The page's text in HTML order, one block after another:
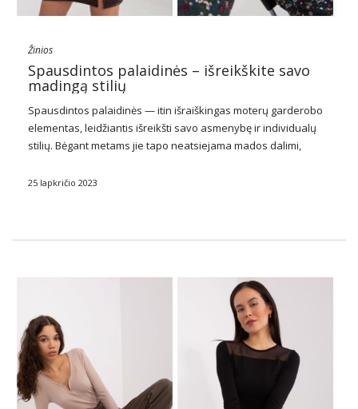
Žinios
Spausdintos palaidinės – išreikškite savo
madingą stilių
Spausdintos palaidinės — itin išraiškingas moterų garderobo
elementas, leidžiantis išreikšti savo asmenybę ir individualų
stilių. Bėgant metams jie tapo neatsiejama mados dalimi,
dizainais, spalvomis ir įkvėpimais,
25 lapkričio 2023